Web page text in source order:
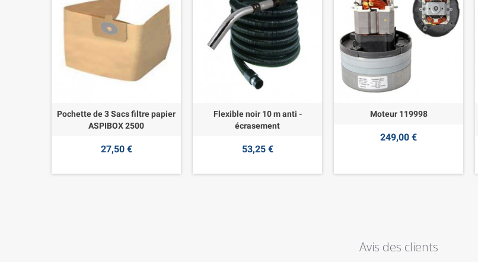
Pochette de 3 Sacs filtre papier
ASPIBOX 2500
27,50 €
Flexible noir 10 m anti -
écrasement
53,25 €
Moteur 119998
249,00 €
Avis des clients